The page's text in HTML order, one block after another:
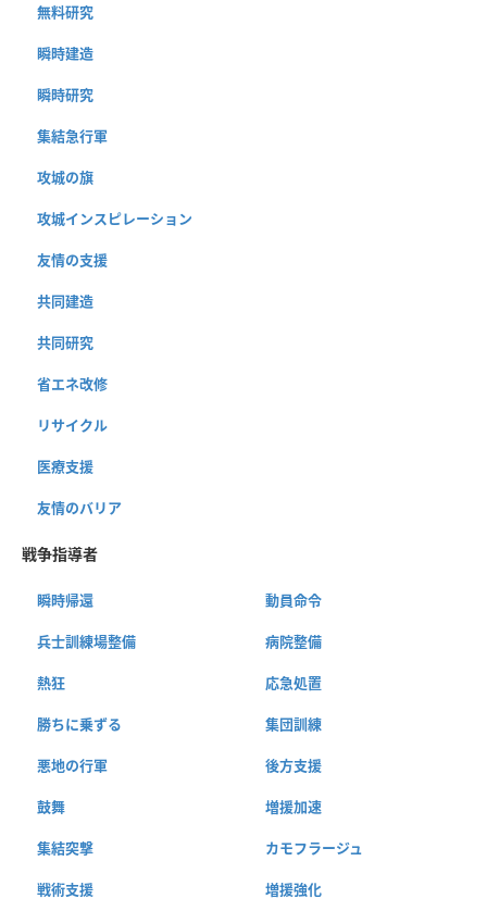
無料研究
瞬時建造
瞬時研究
集結急行軍
攻城の旗
攻城インスピレーション
友情の支援
共同建造
共同研究
省エネ改修
リサイクル
医療支援
友情のバリア
戦争指導者
瞬時帰還 動員命令
兵士訓練場整備 病院整備
熱狂 応急処置
勝ちに乗ずる 集団訓練
悪地の行軍 後方支援
鼓舞 増援加速
集結突撃 カモフラージュ
戦術支援 増援強化